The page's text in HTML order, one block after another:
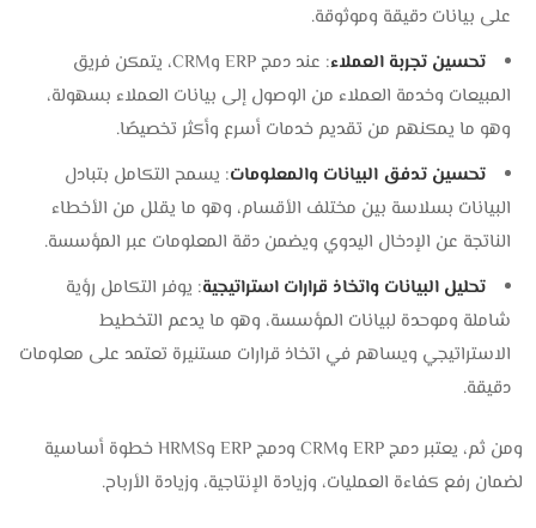
على بيانات دقيقة وموثوقة.
تحسين تجربة العملاء
: عند دمج ERP وCRM، يتمكن فريق
المبيعات وخدمة العملاء من الوصول إلى بيانات العملاء بسهولة،
وهو ما يمكنهم من تقديم خدمات أسرع وأكثر تخصيصًا.
تحسين تدفق البيانات والمعلومات: يسمح التكامل بتبادل
البيانات بسلاسة بين مختلف الأقسام، وهو ما يقلل من الأخطاء
الناتجة عن الإدخال اليدوي ويضمن دقة المعلومات عبر المؤسسة.
تحليل البيانات واتخاذ قرارات استراتيجية: يوفر التكامل رؤية
شاملة وموحدة لبيانات المؤسسة، وهو ما يدعم التخطيط
الاستراتيجي ويساهم في اتخاذ قرارات مستنيرة تعتمد على معلومات
دقيقة.
ومن ثم، يعتبر دمج ERP وCRM ودمج ERP وHRMS خطوة أساسية
لضمان رفع كفاءة العمليات، وزيادة الإنتاجية، وزيادة الأرباح.